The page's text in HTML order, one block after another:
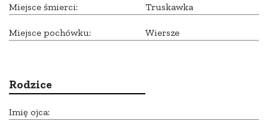
Miejsce śmierci: Truskawka
Miejsce pochówku: Wiersze
Rodzice
Imię ojca: